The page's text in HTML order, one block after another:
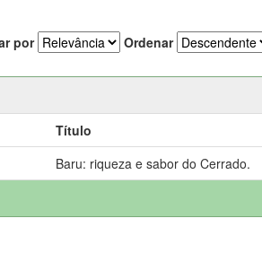
por Ordenar
Título
Baru: riqueza e sabor do Cerrado.